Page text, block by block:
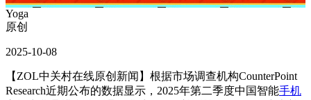
Yoga
原创
2025-10-08
【ZOL中关村在线原创新闻】根据市场调查机构CounterPoint
Research近期公布的数据显示，2025年第二季度中国智能手机